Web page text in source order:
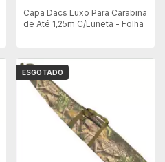
Capa Dacs Luxo Para Carabina
de Até 1,25m C/Luneta - Folha
ESGOTADO